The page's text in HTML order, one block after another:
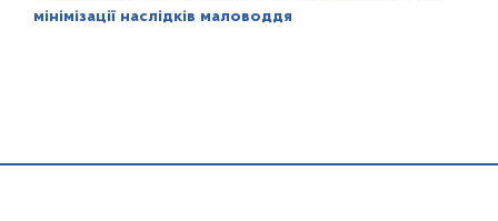
мінімізації наслідків маловоддя